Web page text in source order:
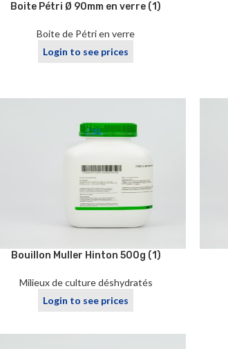
Boite Pétri Ø 90mm en verre (1)
Boite de Pétri en verre
Login to see prices
Bouillon Muller Hinton 500g (1)
Milieux de culture déshydratés
Login to see prices